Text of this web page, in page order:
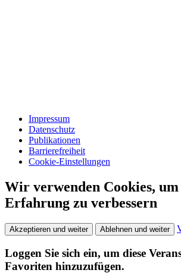
Impressum
Datenschutz
Publikationen
Barrierefreiheit
Cookie-Einstellungen
Wir verwenden Cookies,
Erfahrung zu verbessern
Akzeptieren und weiter Ablehnen und weiter
Loggen Sie sich ein, um diese
Favoriten hinzuzufügen.